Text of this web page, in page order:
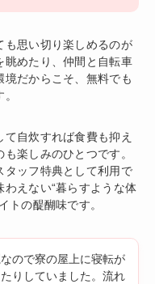
も思い切り楽しめるのが
眺めたり、仲間と自転車
だからこそ、無料でも
自炊すれば食費も抑え
楽しみのひとつです。
タッフ特典として利用で
えない“暮らすような体
トの醍醐味です。
ので寮の屋上に寝転が
りしていました。流れ